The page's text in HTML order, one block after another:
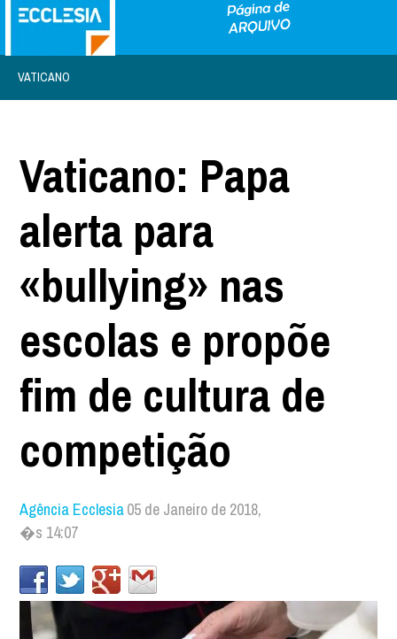
VATICANO
Vaticano: Papa
alerta para
«bullying» nas
escolas e propõe
fim de cultura de
competição
Agência Ecclesia05 de Janeiro de 2018,
�s 14:07